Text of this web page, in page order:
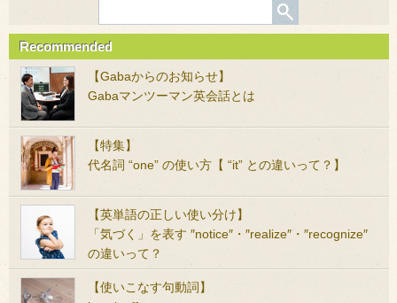
Recommended
【Gabaからのお知らせ】
Gabaマンツーマン英会話とは
【特集】
代名詞 “one” の使い方【 “it” との違いって？】
【英単語の正しい使い分け】
「気づく」を表す ″notice″・″realize″・″recognize″
の違いって？
【使いこなす句動詞】